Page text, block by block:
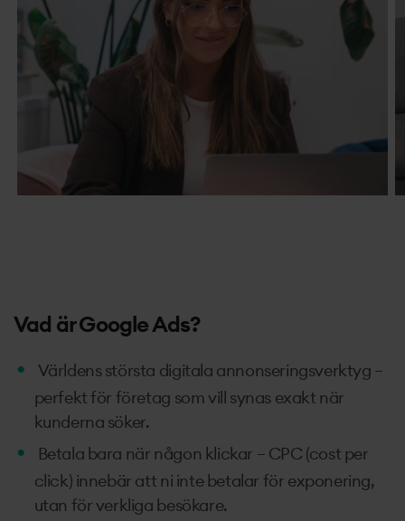
Vad är Google Ads?
Världens största digitala annonseringsverktyg –
perfekt för företag som vill synas exakt när
kunderna söker.
Betala bara när någon klickar – CPC (cost per
click) innebär att ni inte betalar för exponering,
utan för verkliga besökare.